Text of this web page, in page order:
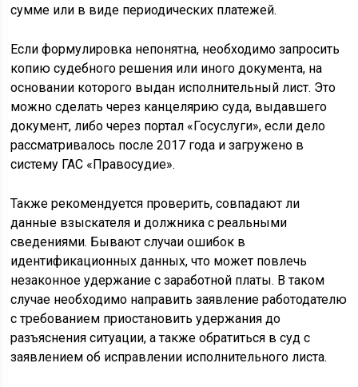
сумме или в виде периодических платежей.
Если формулировка непонятна, необходимо запросить
копию судебного решения или иного документа, на
основании которого выдан исполнительный лист. Это
можно сделать через канцелярию суда, выдавшего
документ, либо через портал «Госуслуги», если дело
рассматривалось после 2017 года и загружено в
систему ГАС «Правосудие».
Также рекомендуется проверить, совпадают ли
данные взыскателя и должника с реальными
сведениями. Бывают случаи ошибок в
идентификационных данных, что может повлечь
незаконное удержание с заработной платы. В таком
случае необходимо направить заявление работодателю
с требованием приостановить удержания до
разъяснения ситуации, а также обратиться в суд с
заявлением об исправлении исполнительного листа.